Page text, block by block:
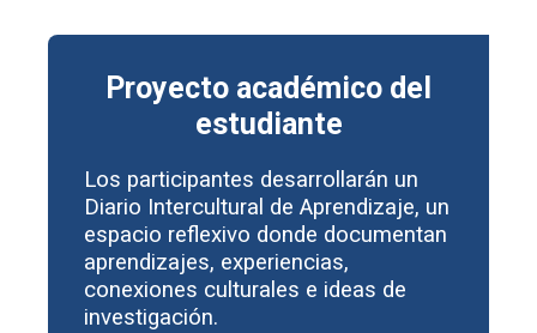
Proyecto académico del
estudiante
Los participantes desarrollarán un
Diario Intercultural de Aprendizaje, un
espacio reflexivo donde documentan
aprendizajes, experiencias,
conexiones culturales e ideas de
investigación.